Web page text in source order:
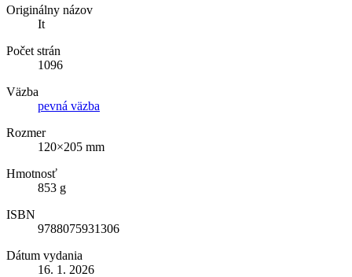
Originálny názov
It
Počet strán
1096
Väzba
pevná väzba
Rozmer
120×205 mm
Hmotnosť
853 g
ISBN
9788075931306
Dátum vydania
16. 1. 2026